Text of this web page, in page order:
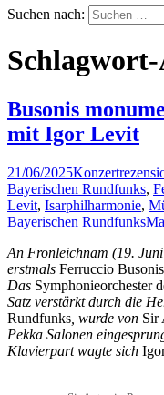
Suchen nach:
Busonis
mit Igor Levit
21/06/2025
Bayerischen Rundfunks,
Levit, Isarphilharmonie,
Bayerischen Rundfunks
An Fronleichnam (19.
erstmals Ferruccio Busonis
Das Symphonieorchester
Satz verstärkt durch die
Rundfunks , wurde von Sir
Pekka Salonen
Klavierpart wagte sich